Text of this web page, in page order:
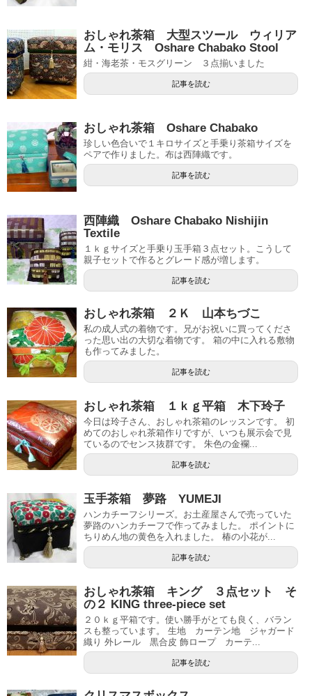
おしゃれ茶箱 大型スツール ウィリア
ム・モリス Oshare Chabako Stool
紺・海老茶・モスグリーン ３点揃いました
記事を読む
おしゃれ茶箱 Oshare Chabako
珍しい色合いで１キロサイズと手乗り茶箱サイズを
ペアで作りました。布は西陣織です。
記事を読む
西陣織 Oshare Chabako Nishijin
Textile
１ｋｇサイズと手乗り玉手箱３点セット。こうして
親子セットで作るとグレード感が増します。
記事を読む
おしゃれ茶箱 ２Ｋ 山本ちづこ
私の成人式の着物です。兄がお祝いに買ってくださ
った思い出の大切な着物です。 箱の中に入れる敷物
も作ってみました。
記事を読む
おしゃれ茶箱 １ｋｇ平箱 木下玲子
今日は玲子さん、おしゃれ茶箱のレッスンです。 初
めてのおしゃれ茶箱作りですが、いつも展示会で見
ているのでセンス抜群です。 朱色の金襴...
記事を読む
玉手茶箱 夢路 YUMEJI
ハンカチーフシリーズ。お土産屋さんで売っていた
夢路のハンカチーフで作ってみました。 ポイントに
ちりめん地の黄色を入れました。 椿の小花が...
記事を読む
おしゃれ茶箱 キング ３点セット そ
の２ KING three-piece set
２０ｋｇ平箱です。使い勝手がとても良く、バラン
スも整っています。 生地 カーテン地 ジャガード
織り 外レール 黒合皮 飾ロープ カーテ...
記事を読む